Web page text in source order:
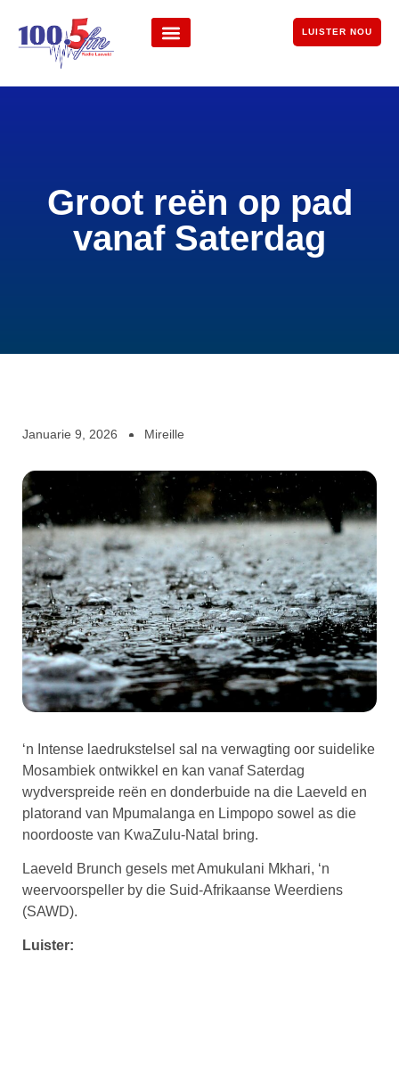
LUISTER NOU
Groot reën op pad
vanaf Saterdag
Januarie 9, 2026 Mireille
‘n Intense laedrukstelsel sal na verwagting oor suidelike
Mosambiek ontwikkel en kan vanaf Saterdag
wydverspreide reën en donderbuide na die Laeveld en
platorand van Mpumalanga en Limpopo sowel as die
noordooste van KwaZulu-Natal bring.
Laeveld Brunch gesels met Amukulani Mkhari, ‘n
weervoorspeller by die Suid-Afrikaanse Weerdiens
(SAWD).
Luister: